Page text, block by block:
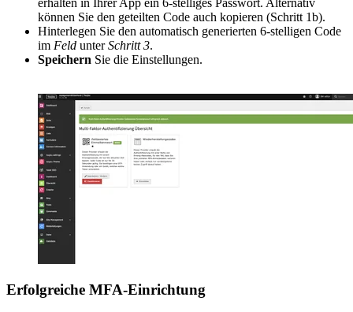
können Sie den geteilten Code auch kopieren (Schritt 1b).
Hinterlegen Sie den automatisch generierten 6-stelligen Code
im Feld unterSchritt 3.
Speichern Sie die Einstellungen.
Erfolgreiche MFA-Einrichtung